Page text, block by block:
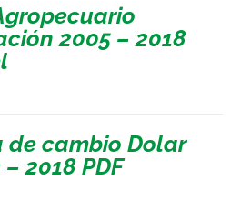
2005 – 2018
de cambio Dolar
– 2018 PDF